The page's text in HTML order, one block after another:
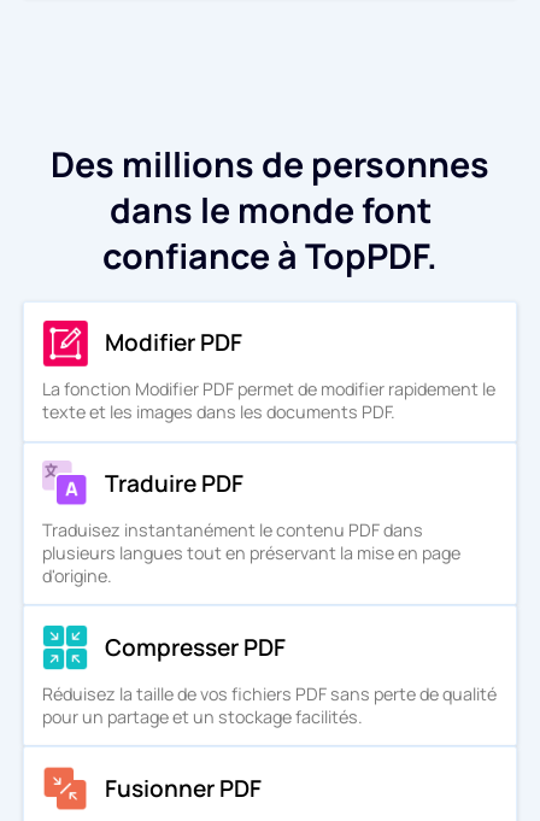
Des millions de personnes
dans le monde font
confiance à TopPDF.
Modifier PDF
La fonction Modifier PDF permet de modifier rapidement le
texte et les images dans les documents PDF.
Traduire PDF
Traduisez instantanément le contenu PDF dans
plusieurs langues tout en préservant la mise en page
d'origine.
Compresser PDF
Réduisez la taille de vos fichiers PDF sans perte de qualité
pour un partage et un stockage facilités.
Fusionner PDF